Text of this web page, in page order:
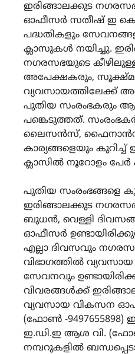
ഇരിങ്ങാലക്കുട
ഓഫീസർ സതീഷ് ഇ കെ
പദ്ധതികളും
ക്ലാസുകൾ നയിച്ചു.
നഗരസഭയുടെ കീഴിലുള്ള
അപേക്ഷകരും, സൂക്ഷ്മ
വ്യവസായത്തിലേക്ക്
പുതിയ സംരംഭകരും
പങ്കെടുത്തത്.
ലൈസൻസ്, ഫൈനാൻസ്
കാര്യങ്ങളെയും കുറിച്ച്
ക്ലാസിൽ നൂറോളം പേർ
പുതിയ സംരംഭങ്ങളെ
ഇരിങ്ങാലക്കുട
ബുധൻ, വെള്ളി
ഓഫീസർ
എല്ലാ ദിവസവും
വിഭാഗത്തിൽ വ്യവസായ
സേവനവും
വിവരങ്ങൾക്ക്
വ്യവസായ വികസന
(ഫോൺ -9497655898)
ഇ.ഡി.ഇ ആശ വി.
നമ്പറുകളിൽ